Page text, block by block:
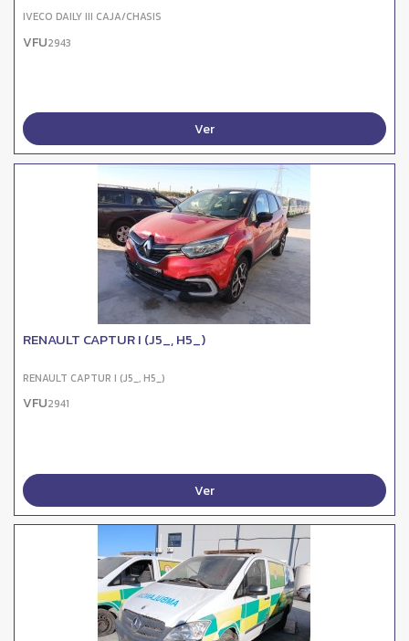
IVECO DAILY III CAJA/CHASIS
VFU2943
Ver
RENAULT CAPTUR I (J5_, H5_)
RENAULT CAPTUR I (J5_, H5_)
VFU2941
Ver